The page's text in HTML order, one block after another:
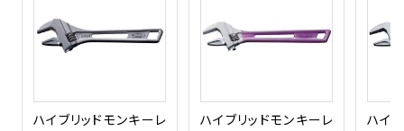
ハイブリッドモンキーレ
ハイブリッドモンキーレ
ハイ